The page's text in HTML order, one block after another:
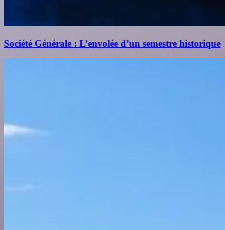
Société Générale : L’envolée d’un semestre historique